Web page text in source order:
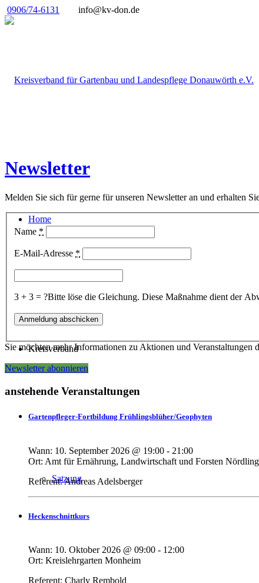
0906/74-6131 info@kv-don.de
Home
Kreisverband
Satzung
Newsletter
Melden Sie sich für gerne für unseren Newsletter an und erhalten
Name *
E-Mail-Adresse *
3 + 3 = ?Bitte löse die Gleichung. Diese Maßnahme dient der
Sie möchten mehr Informationen zu Aktionen und Veranstaltungen
Newsletter abonnieren
anstehende Veranstaltungen
Gartenpfleger-Fortbildung Frühlingsblüher/Geophyten
Wann: 10. September 2026 @ 19:00 - 21:00
Ort: Amt für Ernährung, Landwirtschaft und Forsten
Referent: Andreas Adelsberger
Heckenschnittkurs
Wann: 10. Oktober 2026 @ 09:00 - 12:00
Ort: Kreislehrgarten Monheim
Referent: Charly Rembold